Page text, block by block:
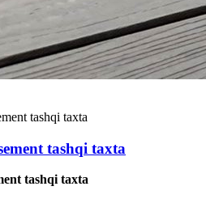
tashqi taxta
tashqi taxta